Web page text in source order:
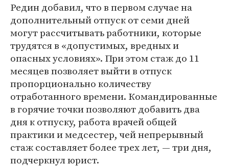
Редин добавил, что в первом случае на
дополнительный отпуск от семи дней
могут рассчитывать работники, которые
трудятся в «допустимых, вредных и
опасных условиях». При этом стаж до 11
месяцев позволяет выйти в отпуск
пропорционально количеству
отработанного времени. Командированные
в горячие точки позволяют добавить два
дня к отпуску, работа врачей общей
практики и медсестер, чей непрерывный
стаж составляет более трех лет, — три дня,
подчеркнул юрист.